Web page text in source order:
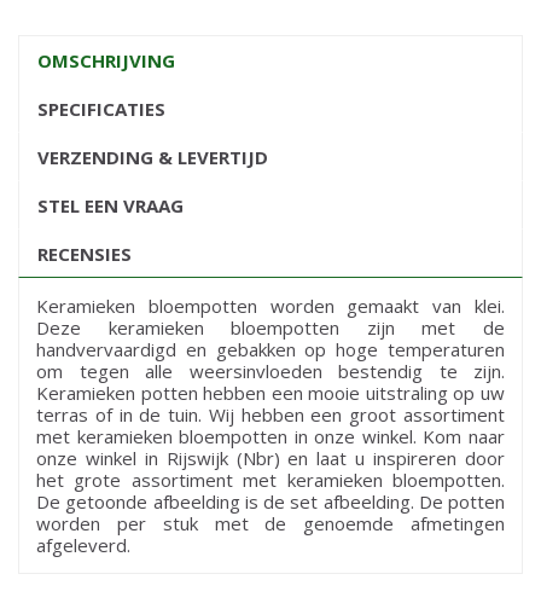
OMSCHRIJVING
SPECIFICATIES
VERZENDING & LEVERTIJD
STEL EEN VRAAG
RECENSIES
Keramieken bloempotten worden gemaakt van klei.
Deze keramieken bloempotten zijn met de
handvervaardigd en gebakken op hoge temperaturen
om tegen alle weersinvloeden bestendig te zijn.
Keramieken potten hebben een mooie uitstraling op uw
terras of in de tuin. Wij hebben een groot assortiment
met keramieken bloempotten in onze winkel. Kom naar
onze winkel in Rijswijk (Nbr) en laat u inspireren door
het grote assortiment met keramieken bloempotten.
De getoonde afbeelding is de set afbeelding. De potten
worden per stuk met de genoemde afmetingen
afgeleverd.